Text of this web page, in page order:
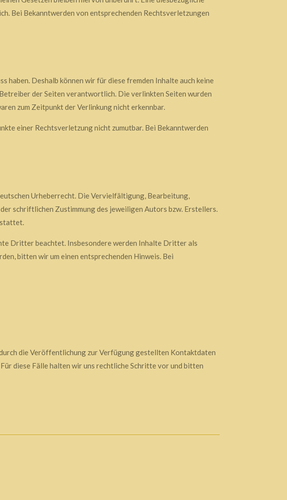
Bei Bekanntwerden von entsprechenden Rechtsverletzungen
Deshalb können wir für diese fremden Inhalte auch keine
der Seiten verantwortlich. Die verlinkten Seiten wurden
zum Zeitpunkt der Verlinkung nicht erkennbar.
einer Rechtsverletzung nicht zumutbar. Bei Bekanntwerden
Urheberrecht. Die Vervielfältigung, Bearbeitung,
schriftlichen Zustimmung des jeweiligen Autors bzw. Erstellers.
Dritter beachtet. Insbesondere werden Inhalte Dritter als
bitten wir um einen entsprechenden Hinweis. Bei
die Veröffentlichung zur Verfügung gestellten Kontaktdaten
diese Fälle halten wir uns rechtliche Schritte vor und bitten